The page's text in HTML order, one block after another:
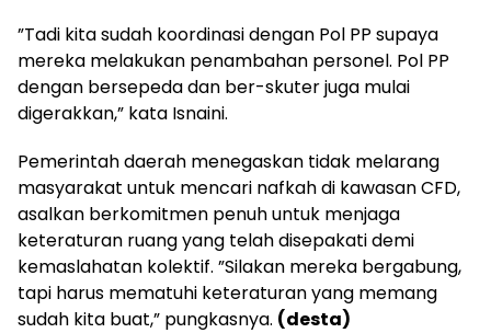
”Tadi kita sudah koordinasi dengan Pol PP supaya
mereka melakukan penambahan personel. Pol PP
dengan bersepeda dan ber-skuter juga mulai
digerakkan,” kata Isnaini.
Pemerintah daerah menegaskan tidak melarang
masyarakat untuk mencari nafkah di kawasan CFD,
asalkan berkomitmen penuh untuk menjaga
keteraturan ruang yang telah disepakati demi
kemaslahatan kolektif. ”Silakan mereka bergabung,
tapi harus mematuhi keteraturan yang memang
sudah kita buat,” pungkasnya. (desta)